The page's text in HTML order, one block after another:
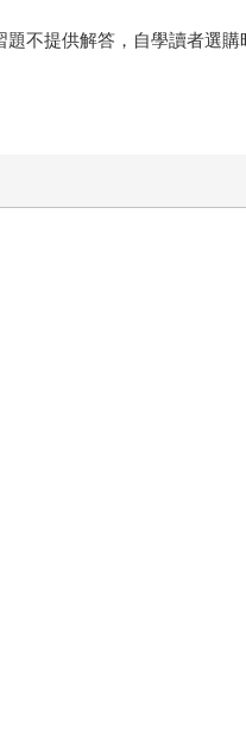
不提供解答，自學讀者選購